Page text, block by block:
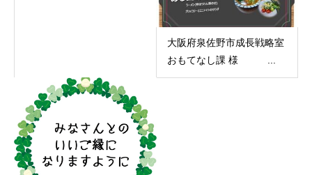
大阪府泉佐野市成長戦略室
おもてなし課 様 ...